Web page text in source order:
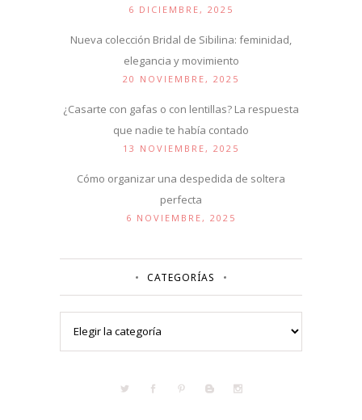
6 DICIEMBRE, 2025
Nueva colección Bridal de Sibilina: feminidad,
elegancia y movimiento
20 NOVIEMBRE, 2025
¿Casarte con gafas o con lentillas? La respuesta
que nadie te había contado
13 NOVIEMBRE, 2025
Cómo organizar una despedida de soltera
perfecta
6 NOVIEMBRE, 2025
CATEGORÍAS